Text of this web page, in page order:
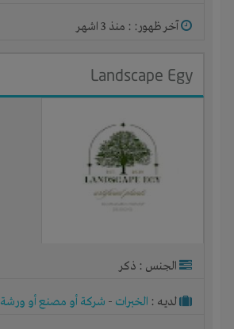
آخر ظهور: : منذ 3 اشهر
Landscape Egy
الجنس : ذكر
لديـه : الخبرات - شركة أو مصنع أو ورشة